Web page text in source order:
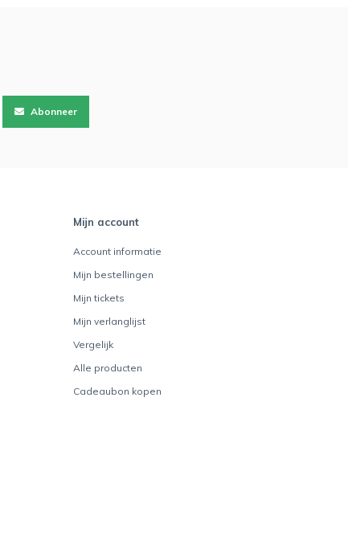
Abonneer
Mijn account
Account informatie
Mijn bestellingen
Mijn tickets
Mijn verlanglijst
Vergelijk
Alle producten
Cadeaubon kopen